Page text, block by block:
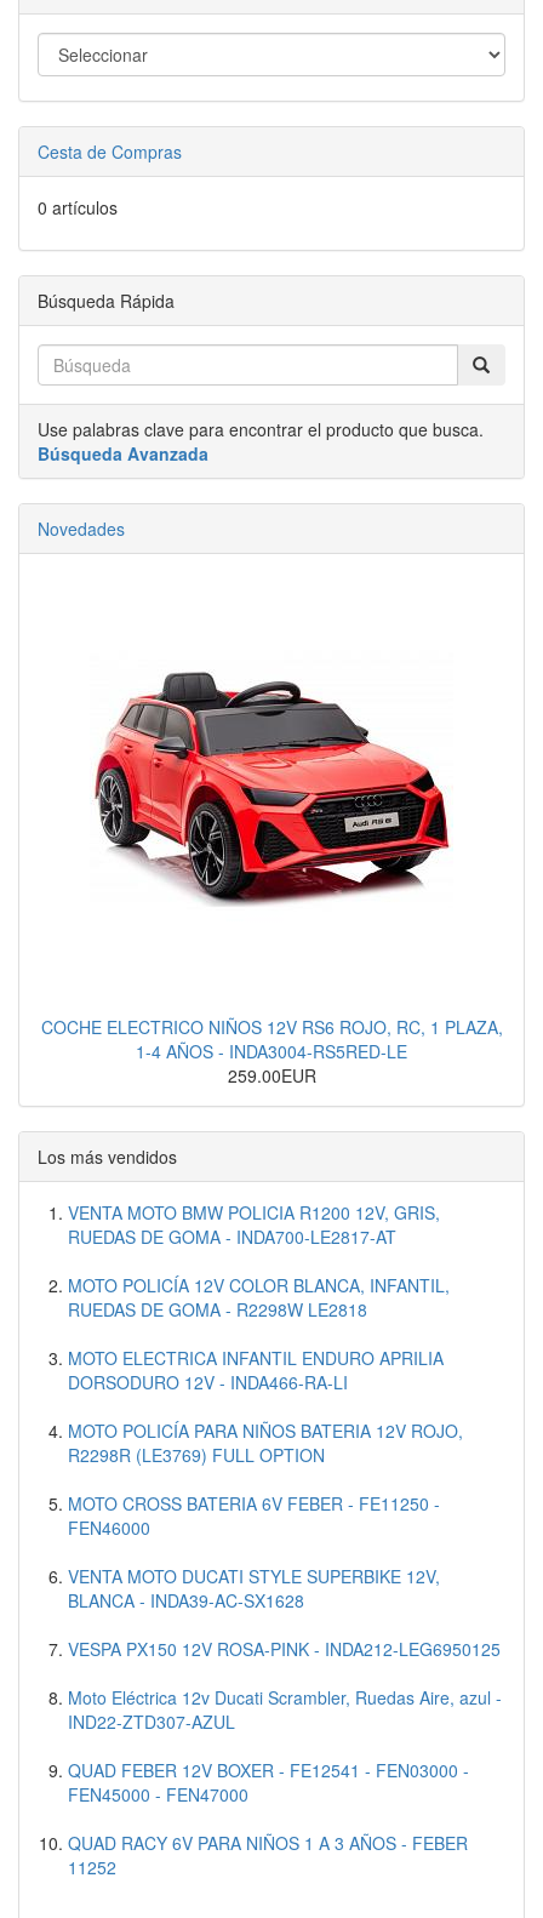
Cesta de Compras
0 artículos
Búsqueda Rápida
Use palabras clave para encontrar el producto que busca.
Búsqueda Avanzada
Novedades
COCHE ELECTRICO NIÑOS 12V RS6 ROJO, RC, 1 PLAZA,
1-4 AÑOS - INDA3004-RS5RED-LE
259.00EUR
Los más vendidos
VENTA MOTO BMW POLICIA R1200 12V, GRIS,
RUEDAS DE GOMA - INDA700-LE2817-AT
MOTO POLICÍA 12V COLOR BLANCA, INFANTIL,
RUEDAS DE GOMA - R2298W LE2818
MOTO ELECTRICA INFANTIL ENDURO APRILIA
DORSODURO 12V - INDA466-RA-LI
MOTO POLICÍA PARA NIÑOS BATERIA 12V ROJO,
R2298R (LE3769) FULL OPTION
MOTO CROSS BATERIA 6V FEBER - FE11250 -
FEN46000
VENTA MOTO DUCATI STYLE SUPERBIKE 12V,
BLANCA - INDA39-AC-SX1628
VESPA PX150 12V ROSA-PINK - INDA212-LEG6950125
Moto Eléctrica 12v Ducati Scrambler, Ruedas Aire, azul -
IND22-ZTD307-AZUL
QUAD FEBER 12V BOXER - FE12541 - FEN03000 -
FEN45000 - FEN47000
QUAD RACY 6V PARA NIÑOS 1 A 3 AÑOS - FEBER
11252